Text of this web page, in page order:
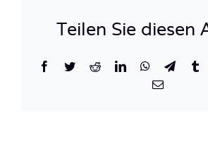
Teilen Sie diesen
Facebook
TwitterRedditLinkedInWhatsApp
E-